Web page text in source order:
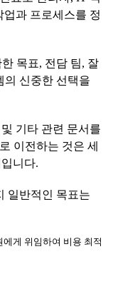
과 프로세스를 정
목표, 전담 팀, 잘
의 신중한 선택을
기타 관련 문서를
이전하는 것은 세
니다.
일반적인 목표는
게 위임하여 비용 최적